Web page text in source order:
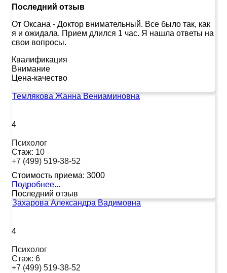
Последний отзыв
От Оксана - Доктор внимательный. Все было так, как
я и ожидала. Прием длился 1 час. Я нашла ответы на
свои вопросы.
Квалификация
Внимание
Цена-качество
Темлякова Жанна Вениаминовна
4
Психолог
Стаж: 10
+7 (499) 519-38-52
Стоимость приема: 3000
Подробнее...
Последний отзыв
Захарова Александра Вадимовна
4
Психолог
Стаж: 6
+7 (499) 519-38-52